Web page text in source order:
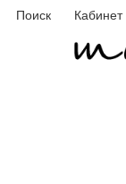
Поиск Кабинет